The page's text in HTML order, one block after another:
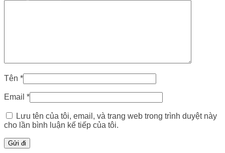
Tên *
Email *
Lưu tên của tôi, email, và trang web trong trình duyệt này
cho lần bình luận kế tiếp của tôi.